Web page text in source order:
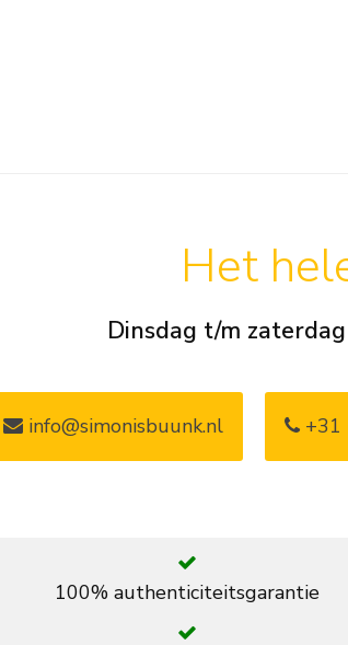
Het
Dinsdag t/m
info@simonisbuunk.nl +31
100% authenticiteitsgarantie